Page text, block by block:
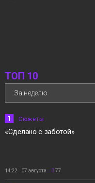
ТОП 10
1 Сюжеты
«Сделано с заботой»
14:22 07 августа 77